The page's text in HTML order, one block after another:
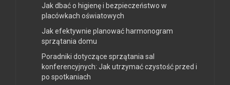
Jak dbać o higienę i bezpieczeństwo w
placówkach oświatowych
Jak efektywnie planować harmonogram
sprzątania domu
Poradniki dotyczące sprzątania sal
konferencyjnych: Jak utrzymać czystość przed i
po spotkaniach